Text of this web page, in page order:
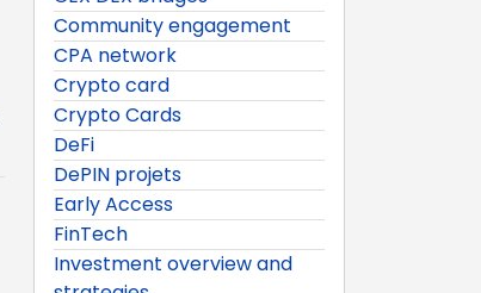
Community engagement
CPA network
Crypto card
Crypto Cards
DeFi
DePIN projets
Early Access
FinTech
Investment overview and